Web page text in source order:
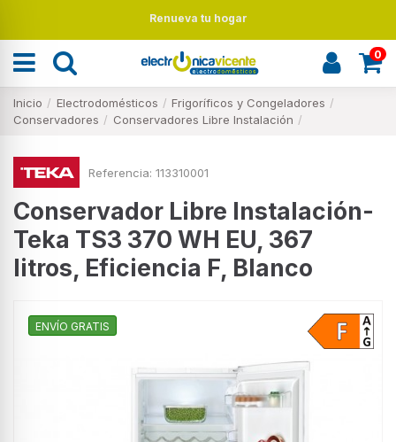
Renueva tu hogar
0
Inicio Electrodomésticos
Frigoríficos y Congeladores
Conservadores
Conservadores Libre Instalación
Referencia: 113310001
Conservador Libre Instalación-
Teka TS3 370 WH EU, 367
litros, Eficiencia F, Blanco
ENVÍO GRATIS